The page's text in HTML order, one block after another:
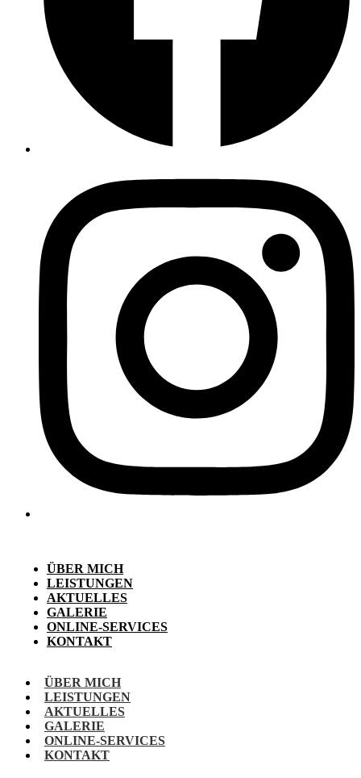
ÜBER MICH
LEISTUNGEN
AKTUELLES
GALERIE
ONLINE-SERVICES
KONTAKT
ÜBER MICH
LEISTUNGEN
AKTUELLES
GALERIE
ONLINE-SERVICES
KONTAKT